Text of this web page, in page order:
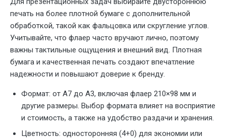
печать на более плотной бумаге с дополнительной
обработкой, такой как фальцовка или скругление углов.
Учитывайте, что флаер часто вручают лично, поэтому
важны тактильные ощущения и внешний вид. Плотная
бумага и качественная печать создают впечатление
надежности и повышают доверие к бренду.
Формат: от А7 до А3, включая флаер 210×98 мм и
другие размеры. Выбор формата влияет на восприятие
и стоимость, а также на удобство раздачи и хранения.
Цветность: односторонняя (4+0) для экономии или